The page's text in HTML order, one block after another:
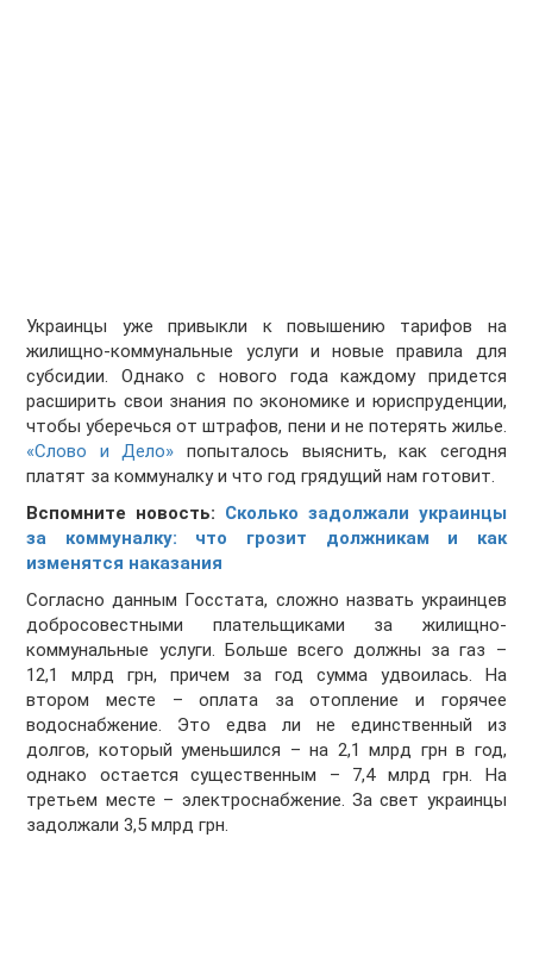
Украинцы уже привыкли к повышению тарифов на
жилищно-коммунальные услуги и новые правила для
субсидии. Однако с нового года каждому придется
расширить свои знания по экономике и юриспруденции,
чтобы уберечься от штрафов, пени и не потерять жилье.
«Слово и Дело» попыталось выяснить, как сегодня
платят за коммуналку и что год грядущий нам готовит.
Вспомните новость: Сколько задолжали украинцы
за коммуналку: что грозит должникам и как
изменятся наказания
Согласно данным Госстата, сложно назвать украинцев
добросовестными плательщиками за жилищно-
коммунальные услуги. Больше всего должны за газ –
12,1 млрд грн, причем за год сумма удвоилась. На
втором месте – оплата за отопление и горячее
водоснабжение. Это едва ли не единственный из
долгов, который уменьшился – на 2,1 млрд грн в год,
однако остается существенным – 7,4 млрд грн. На
третьем месте – электроснабжение. За свет украинцы
задолжали 3,5 млрд грн.